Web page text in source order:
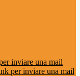
inviare una mail
per inviare una mail